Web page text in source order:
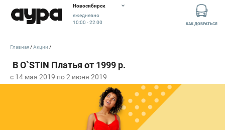
Новосибирск
ежедневно
10:00 - 22:00
КАК ДОБРАТЬСЯ
c 14 мая 2019 по 2 июня 2019
Главная Акции